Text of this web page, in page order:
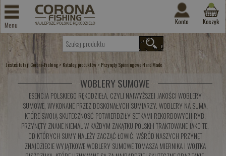
Menu Konto Koszyk
Jesteś tutaj: Corona-Fishing > Katalog produktów > Przynęty Spinningowe Hand Made
WOBLERY SUMOWE
ESENCJA POLSKIEGO RĘKODZIEŁA, CZYLI NAJWYŻSZEJ JAKOŚCI WOBLERY
SUMOWE, WYKONANE PRZEZ DOSKONAŁYCH SUMIARZY. WOBLERY NA SUMA,
KTÓRE SWOJĄ SKUTECZNOŚĆ POTWIERDZIŁY SETKAMI REKORDOWYCH RYB.
PRZYNĘTY ZNANE NIEMAL W KAŻDYM ZAKĄTKU POLSKI I TRAKTOWANE JAKO TE,
OD KTÓRYCH SUMY NALEŻY ZACZĄĆ ŁOWIĆ. WŚRÓD NASZYCH PRZYNĘT
ZNAJDZIECIE WYJĄTKOWE WOBLERY SUMOWE TOMASZA MIERNIKA I WOJTKA